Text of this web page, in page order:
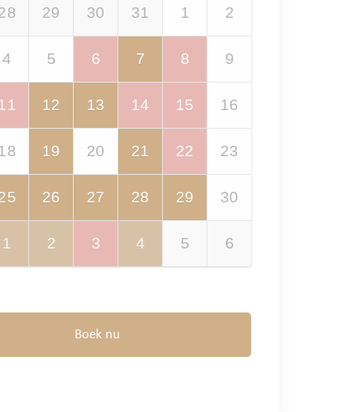
29 30 31 1 2
4 5 6 7 8 9
12 13 14 15 16
19 20 21 22 23
26 27 28 29 30
1 2 3 4 5 6
Boek nu